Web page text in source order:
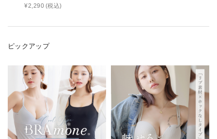
¥2,290 (税込)
ピックアップ